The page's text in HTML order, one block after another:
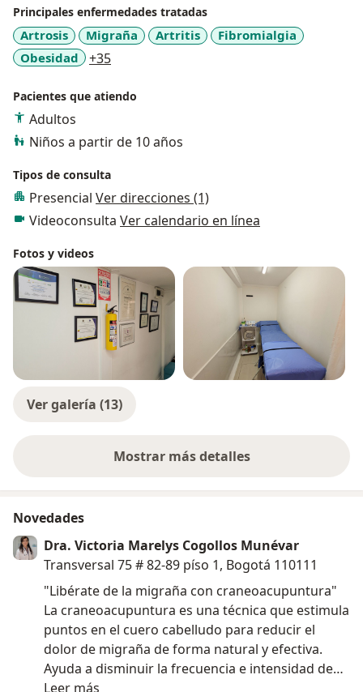
Principales enfermedades tratadas
Artrosis Migraña Artritis
Fibromialgia
Obesidad
+35a11y_sr_more_diseases
Pacientes que atiendo
Adultos
Niños a partir de 10 años
Tipos de consulta
Presencial Ver direcciones (1)
Videoconsulta Ver calendario en línea
Fotos y videos
Ver galería (13)
Mostrar más detalles
sobre la experiencia
Novedades
Dra. Victoria Marelys Cogollos Munévar
Transversal 75 # 82-89 píso 1, Bogotá 110111
"Libérate de la migraña con craneoacupuntura"
La craneoacupuntura es una técnica que estimula
puntos en el cuero cabelludo para reducir el
dolor de migraña de forma natural y efectiva.
Ayuda a disminuir la frecuencia e intensidad de
los episodios sin necesidad de medicamentos.
Leer más